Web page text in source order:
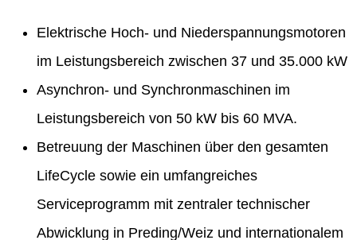
Elektrische Hoch- und Niederspannungsmotoren
im Leistungsbereich zwischen 37 und 35.000 kW
Asynchron- und Synchronmaschinen im
Leistungsbereich von 50 kW bis 60 MVA.
Betreuung der Maschinen über den gesamten
LifeCycle sowie ein umfangreiches
Serviceprogramm mit zentraler technischer
Abwicklung in Preding/Weiz und internationalem